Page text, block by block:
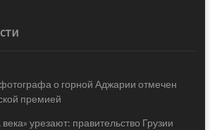
фотографа о горной Аджарии отмечен
премией
урезают: правительство Грузии